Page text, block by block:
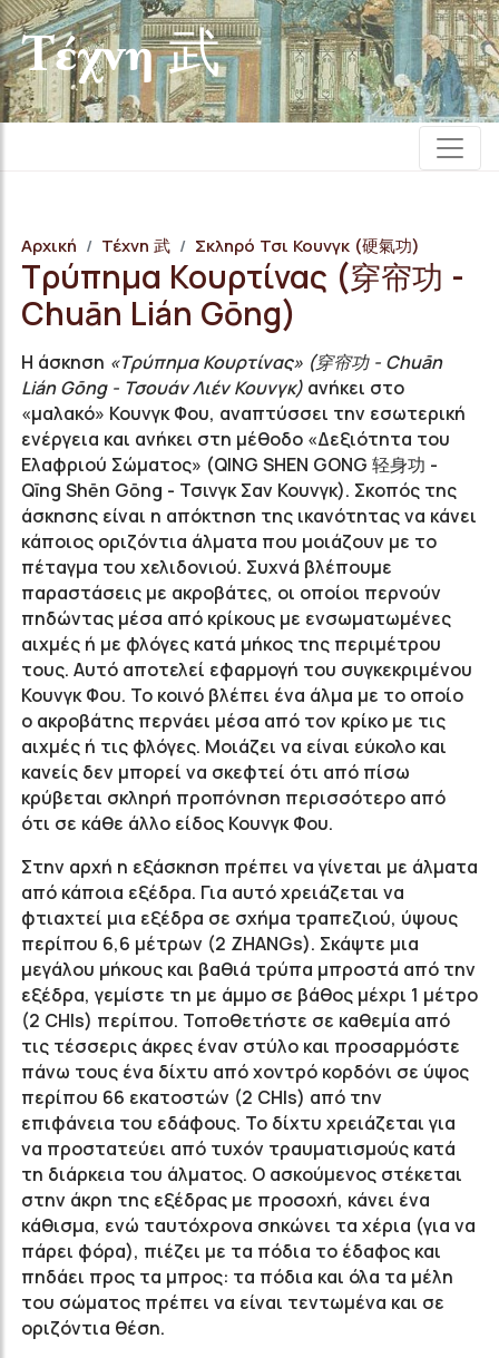
Τέχνη 武
Αρχική Τέχνη 武 Σκληρό Τσι Κουνγκ (硬氣功)
Τρύπημα Κουρτίνας (穿帘功 -
Chuān Lián Gōng)
Η άσκηση «Τρύπημα Κουρτίνας» (穿帘功 - Chuān
Lián Gōng - Τσουάν Λιέν Κουνγκ) ανήκει στο
«μαλακό» Κουνγκ Φου, αναπτύσσει την εσωτερική
ενέργεια και ανήκει στη μέθοδο «Δεξιότητα του
Ελαφριού Σώματος» (QING SHEN GONG 轻身功 -
Qīng Shēn Gōng - Τσινγκ Σαν Κουνγκ). Σκοπός της
άσκησης είναι η απόκτηση της ικανότητας να κάνει
κάποιος οριζόντια άλματα που μοιάζουν με το
πέταγμα του χελιδονιού. Συχνά βλέπουμε
παραστάσεις με ακροβάτες, οι οποίοι περνούν
πηδώντας μέσα από κρίκους με ενσωματωμένες
αιχμές ή με φλόγες κατά μήκος της περιμέτρου
τους. Αυτό αποτελεί εφαρμογή του συγκεκριμένου
Κουνγκ Φου. Το κοινό βλέπει ένα άλμα με το οποίο
ο ακροβάτης περνάει μέσα από τον κρίκο με τις
αιχμές ή τις φλόγες. Μοιάζει να είναι εύκολο και
κανείς δεν μπορεί να σκεφτεί ότι από πίσω
κρύβεται σκληρή προπόνηση περισσότερο από
ότι σε κάθε άλλο είδος Κουνγκ Φου.
Στην αρχή η εξάσκηση πρέπει να γίνεται με άλματα
από κάποια εξέδρα. Για αυτό χρειάζεται να
φτιαχτεί μια εξέδρα σε σχήμα τραπεζιού, ύψους
περίπου 6,6 μέτρων (2 ZHANGs). Σκάψτε μια
μεγάλου μήκους και βαθιά τρύπα μπροστά από την
εξέδρα, γεμίστε τη με άμμο σε βάθος μέχρι 1 μέτρο
(2 CHIs) περίπου. Τοποθετήστε σε καθεμία από
τις τέσσερις άκρες έναν στύλο και προσαρμόστε
πάνω τους ένα δίχτυ από χοντρό κορδόνι σε ύψος
περίπου 66 εκατοστών (2 CHIs) από την
επιφάνεια του εδάφους. Το δίχτυ χρειάζεται για
να προστατεύει από τυχόν τραυματισμούς κατά
τη διάρκεια του άλματος. Ο ασκούμενος στέκεται
στην άκρη της εξέδρας με προσοχή, κάνει ένα
κάθισμα, ενώ ταυτόχρονα σηκώνει τα χέρια (για να
πάρει φόρα), πιέζει με τα πόδια το έδαφος και
πηδάει προς τα μπρος: τα πόδια και όλα τα μέλη
του σώματος πρέπει να είναι τεντωμένα και σε
οριζόντια θέση.